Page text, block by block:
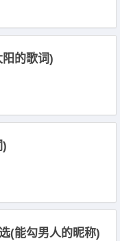
的歌词)
)
(能勾男人的昵称)